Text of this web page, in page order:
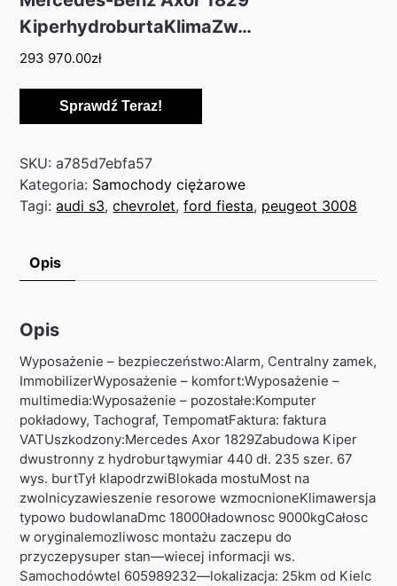
KiperhydroburtaKlimaZw…
293 970.00zł
Sprawdź Teraz!
SKU:a785d7ebfa57
Kategoria: Samochody ciężarowe
Tagi:audi s3,chevrolet,ford fiesta, peugeot 3008
Opis
Opis
Wyposażenie – bezpieczeństwo:Alarm, Centralny zamek,
ImmobilizerWyposażenie – komfort:Wyposażenie –
multimedia:Wyposażenie – pozostałe:Komputer
pokładowy, Tachograf, TempomatFaktura: faktura
VATUszkodzony:Mercedes Axor 1829Zabudowa Kiper
dwustronny z hydroburtąwymiar 440 dł. 235 szer. 67
wys. burtTył klapodrzwiBlokada mostuMost na
zwolnicyzawieszenie resorowe wzmocnioneKlimawersja
typowo budowlanaDmc 18000ładownosc 9000kgCałosc
w oryginalemozliwosc montażu zaczepu do
przyczepysuper stan—wiecej informacji ws.
Samochodówtel 605989232—lokalizacja: 25km od Kielc